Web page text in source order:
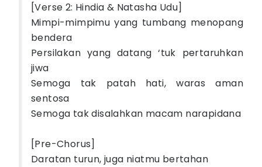
[Verse 2: Hindia & Natasha Udu]
Mimpi-mimpimu yang tumbang menopang
bendera
Persilakan yang datang ‘tuk pertaruhkan
jiwa
Semoga tak patah hati, waras aman
sentosa
Semoga tak disalahkan macam narapidana
[Pre-Chorus]
Daratan turun, juga niatmu bertahan